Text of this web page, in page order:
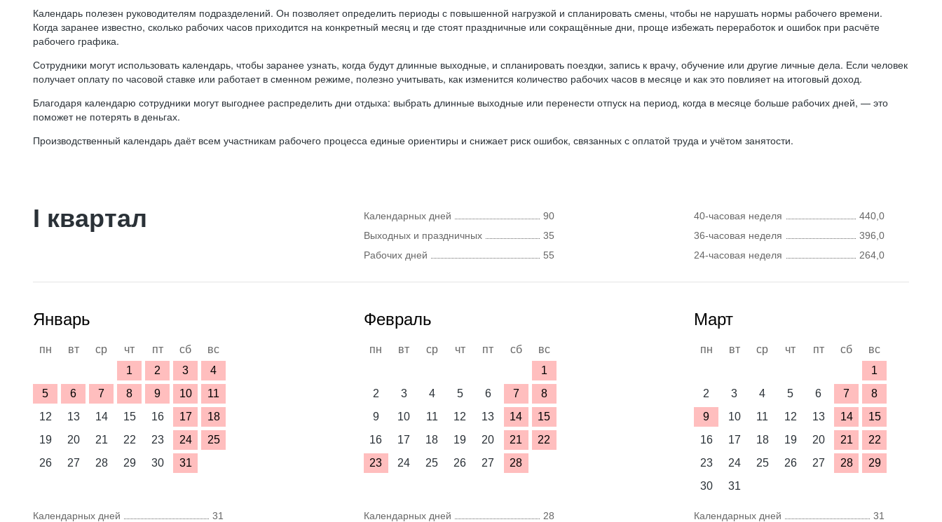
Календарь полезен руководителям подразделений. Он позволяет определить периоды с повышенной нагрузкой и спланировать смены, чтобы не нарушать нормы рабочего времени.
Когда заранее известно, сколько рабочих часов приходится на конкретный месяц и где стоят праздничные или сокращённые дни, проще избежать переработок и ошибок при расчёте
рабочего графика.
Сотрудники могут использовать календарь, чтобы заранее узнать, когда будут длинные выходные, и спланировать поездки, запись к врачу, обучение или другие личные дела. Если человек
получает оплату по часовой ставке или работает в сменном режиме, полезно учитывать, как изменится количество рабочих часов в месяце и как это повлияет на итоговый доход.
Благодаря календарю сотрудники могут выгоднее распределить дни отдыха: выбрать длинные выходные или перенести отпуск на период, когда в месяце больше рабочих дней, — это
поможет не потерять в деньгах.
Производственный календарь даёт всем участникам рабочего процесса единые ориентиры и снижает риск ошибок, связанных с оплатой труда и учётом занятости.
I квартал Календарных дней
90
Выходных и праздничных
35
Рабочих дней
55
40-часовая неделя
440,0
36-часовая неделя
396,0
24-часовая неделя
264,0
Январь
пн вт ср чт пт сб
вс
1
2 3
4
5
6 7 8 9 10
11
12
13 14 15 16 17
18
19
20 21 22 23 24
25
26
27 28 29 30 31
Календарных дней
31
Февраль
пн вт ср чт пт сб
вс
1
2
3 4 5 6 7
8
9
10 11 12 13 14
15
16
17 18 19 20 21
22
23
24 25 26 27 28
Календарных дней
28
Март
пн вт ср чт пт сб
вс
1
2
3 4 5 6 7
8
9
10 11 12 13 14
15
16
17 18 19 20 21
22
23
24 25 26 27 28
29
30
31
Календарных дней
31